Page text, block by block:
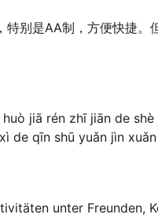
别是AA制，方便快捷
jiā rén zhī jiān de
qīn shū yuǎn jìn xuǎn
unter Freunden,